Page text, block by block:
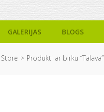
GALERIJAS BLOGS
Store Produkti ar birku “Tālava”